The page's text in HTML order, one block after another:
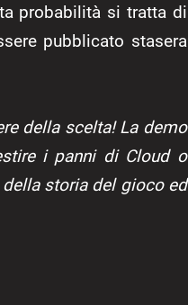
probabilità si tratta di
pubblicato stasera
della scelta! La demo
i panni di Cloud o
storia del gioco ed